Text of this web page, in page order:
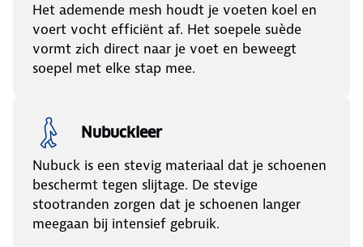
Het ademende mesh houdt je voeten koel en
voert vocht efficiënt af. Het soepele suède
vormt zich direct naar je voet en beweegt
soepel met elke stap mee.
Nubuckleer
Nubuck is een stevig materiaal dat je schoenen
beschermt tegen slijtage. De stevige
stootranden zorgen dat je schoenen langer
meegaan bij intensief gebruik.